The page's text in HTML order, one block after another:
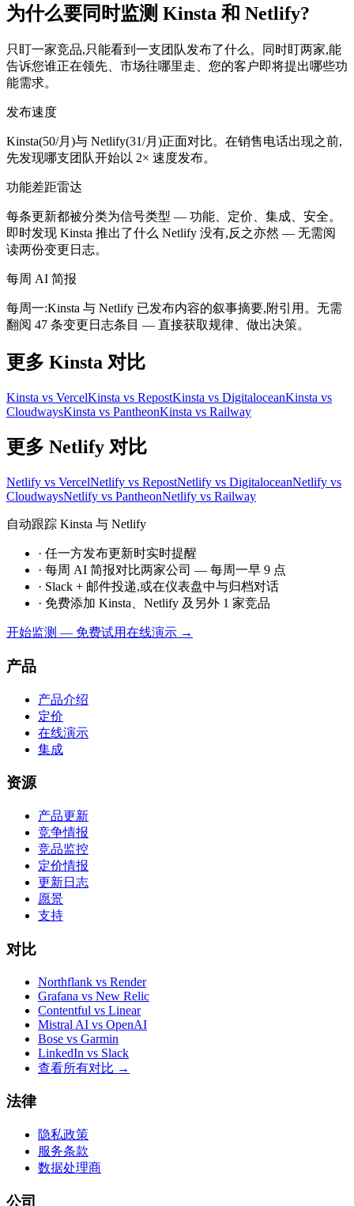
为什么要同时监测 Kinsta 和 Netlify?
只盯一家竞品,只能看到一支团队发布了什么。同时盯两家,能
告诉您谁正在领先、市场往哪里走、您的客户即将提出哪些功
能需求。
发布速度
Kinsta(50/月)与 Netlify(31/月)正面对比。在销售电话出现之前,
先发现哪支团队开始以 2× 速度发布。
功能差距雷达
每条更新都被分类为信号类型 — 功能、定价、集成、安全。
即时发现 Kinsta 推出了什么 Netlify 没有,反之亦然 — 无需阅
读两份变更日志。
每周 AI 简报
每周一:Kinsta 与 Netlify 已发布内容的叙事摘要,附引用。无需
翻阅 47 条变更日志条目 — 直接获取规律、做出决策。
更多 Kinsta 对比
Kinsta vs VercelKinsta vs RepostKinsta vs DigitaloceanKinsta vs
CloudwaysKinsta vs PantheonKinsta vs Railway
更多 Netlify 对比
Netlify vs VercelNetlify vs RepostNetlify vs DigitaloceanNetlify vs
CloudwaysNetlify vs PantheonNetlify vs Railway
自动跟踪 Kinsta 与 Netlify
· 任一方发布更新时实时提醒
· 每周 AI 简报对比两家公司 — 每周一早 9 点
· Slack + 邮件投递,或在仪表盘中与归档对话
· 免费添加 Kinsta、Netlify 及另外 1 家竞品
开始监测 — 免费试用在线演示 →
产品
产品介绍
定价
在线演示
集成
资源
产品更新
竞争情报
竞品监控
定价情报
更新日志
愿景
支持
对比
Northflank vs Render
Grafana vs New Relic
Contentful vs Linear
Mistral AI vs OpenAI
Bose vs Garmin
LinkedIn vs Slack
查看所有对比 →
法律
隐私政策
服务条款
数据处理商
公司